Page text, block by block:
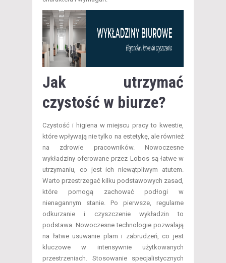
Jak utrzymać
czystość w biurze?
Czystość i higiena w miejscu pracy to kwestie,
które wpływają nie tylko na estetykę, ale również
na zdrowie pracowników. Nowoczesne
wykładziny oferowane przez Lobos są łatwe w
utrzymaniu, co jest ich niewątpliwym atutem.
Warto przestrzegać kilku podstawowych zasad,
które pomogą zachować podłogi w
nienagannym stanie. Po pierwsze, regularne
odkurzanie i czyszczenie wykładzin to
podstawa. Nowoczesne technologie pozwalają
na łatwe usuwanie plam i zabrudzeń, co jest
kluczowe w intensywnie użytkowanych
przestrzeniach. Stosowanie specjalistycznych